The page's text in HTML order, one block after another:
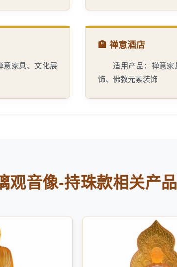
意家具、文化展
🏨 禅意酒店
适用产品：禅意家
饰、佛教元素装饰
观音像-持珠款相关产品